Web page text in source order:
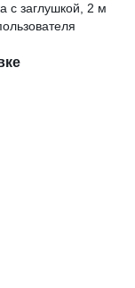
с заглушкой, 2 м